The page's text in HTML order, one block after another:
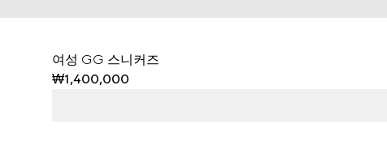
여성 GG 스니커즈
₩1,400,000